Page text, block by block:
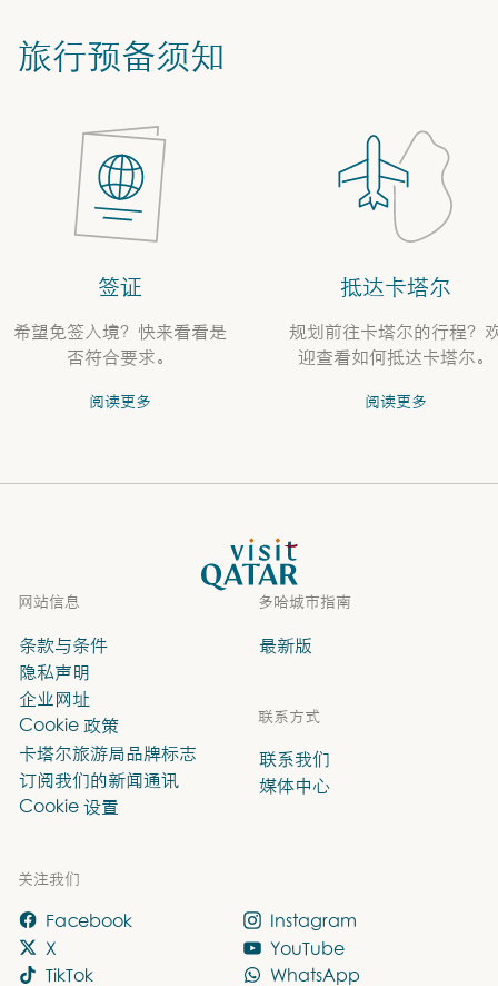
旅行预备须知
签证
希望免签入境？快来看看是
否符合要求。
阅读更多
抵达卡塔尔
规划前往卡塔尔的行程？
迎查看如何抵达卡塔尔。
阅读更多
VisitQatar 首页
多哈城市指南
最新版
关注我们
Facebook
Instagram
X
YouTube
TikTok
WhatsApp
联系方式
联系我们
媒体中心
网站信息
条款与条件
隐私声明
企业网址
Cookie 政策
卡塔尔旅游局品牌标志
订阅我们的新闻通讯
Cookie 设置